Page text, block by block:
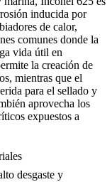
inducida por
de calor,
comunes donde la
vida útil en
la creación de
mientras que el
para el sellado y
aprovecha los
expuestos a
desgaste y